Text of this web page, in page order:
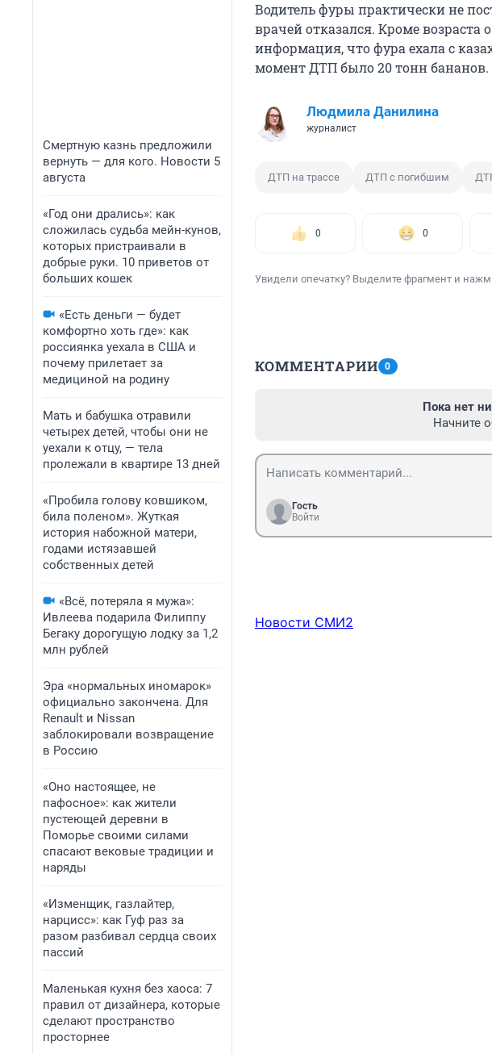
Смертную казнь предложили
вернуть — для кого. Новости 5
августа
«Год они дрались»: как
сложилась судьба мейн-кунов,
которых пристраивали в
добрые руки. 10 приветов от
больших кошек
«Есть деньги — будет
комфортно хоть где»: как
россиянка уехала в США и
почему прилетает за
медициной на родину
Мать и бабушка отравили
четырех детей, чтобы они не
уехали к отцу, — тела
пролежали в квартире 13 дней
«Пробила голову ковшиком,
била поленом». Жуткая
история набожной матери,
годами истязавшей
собственных детей
«Всё, потеряла я мужа»:
Ивлеева подарила Филиппу
Бегаку дорогущую лодку за 1,2
млн рублей
Эра «нормальных иномарок»
официально закончена. Для
Renault и Nissan
заблокировали возвращение
в Россию
«Оно настоящее, не
пафосное»: как жители
пустеющей деревни в
Поморье своими силами
спасают вековые традиции и
наряды
«Изменщик, газлайтер,
нарцисс»: как Гуф раз за
разом разбивал сердца своих
пассий
Маленькая кухня без хаоса: 7
правил от дизайнера, которые
сделают пространство
просторнее
Водитель фуры практически не
врачей отказался. Кроме возраста
информация, что фура ехала с
момент ДТП было 20 тонн бананов.
Людмила Данилина
журналист
ДТП на трассе ДТП с погибшим
0 0
Увидели опечатку? Выделите фрагмент и
КОММЕНТАРИИ 0
Пока нет
Начните
Гость
Войти
Новости СМИ2